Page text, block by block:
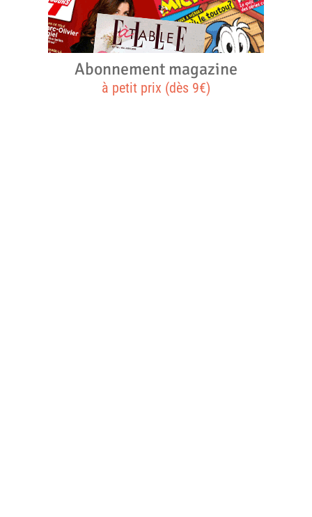
Abonnement magazine
à petit prix (dès 9€)